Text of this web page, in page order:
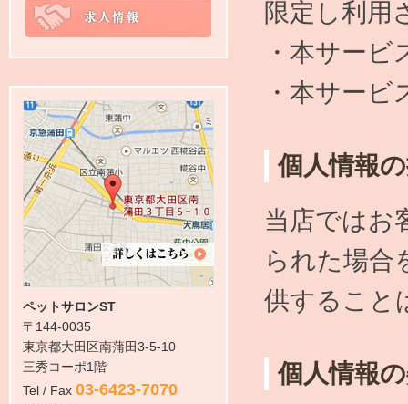
ペットサロンST
〒144-0035
東京都大田区南蒲田3-5-10
三秀コーポ1階
Tel / Fax 03-6423-7070
限定し利用
・本サー
・本サー
個人情報
当店ではお
られた場合
供すること
個人情報